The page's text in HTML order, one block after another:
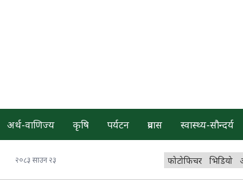
अर्थ-वाणिज्य कृषि पर्यटन प्रवास स्वास्थ्य-सौन्दर्य
२०८३ साउन २३ फोटोफिचर भिडियो